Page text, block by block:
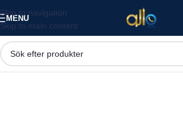
Skip to navigation
Skip to main content
MENU